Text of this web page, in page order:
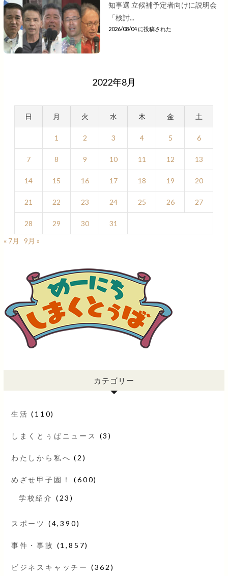
知事選 立候補予定者向けに説明会
「検討...
2026/08/04 に投稿された
2022年8月
日 月 火 水 木 金 土
1 2 3 4 5 6
7 8 9 10 11 12 13
14 15 16 17 18 19 20
21 22 23 24 25 26 27
28 29 30
31
« 7月
9月 »
カテゴリー
生活 (110)
しまくとぅばニュース (3)
わたしから私へ (2)
めざせ甲子園！ (600)
学校紹介 (23)
スポーツ (4,390)
事件・事故 (1,857)
ビジネスキャッチー (362)